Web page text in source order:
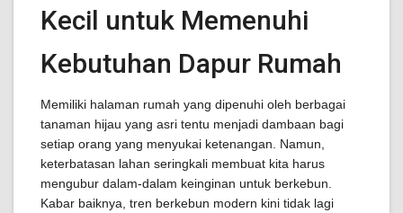
Kecil untuk Memenuhi
Kebutuhan Dapur Rumah
Memiliki halaman rumah yang dipenuhi oleh berbagai
tanaman hijau yang asri tentu menjadi dambaan bagi
setiap orang yang menyukai ketenangan. Namun,
keterbatasan lahan seringkali membuat kita harus
mengubur dalam-dalam keinginan untuk berkebun.
Kabar baiknya, tren berkebun modern kini tidak lagi